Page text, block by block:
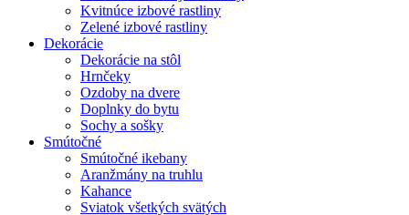
Kvitnúce izbové rastliny
Zelené izbové rastliny
Dekorácie
Dekorácie na stôl
Hrnčeky
Ozdoby na dvere
Doplnky do bytu
Sochy a sošky
Smútočné
Smútočné ikebany
Aranžmány na truhlu
Kahance
Sviatok všetkých svätých